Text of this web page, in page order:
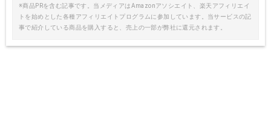
※商品PRを含む記事です。当メディアはAmazonアソシエイト、楽天アフィリエイ
トを始めとした各種アフィリエイトプログラムに参加しています。当サービスの記
事で紹介している商品を購入すると、売上の一部が弊社に還元されます。